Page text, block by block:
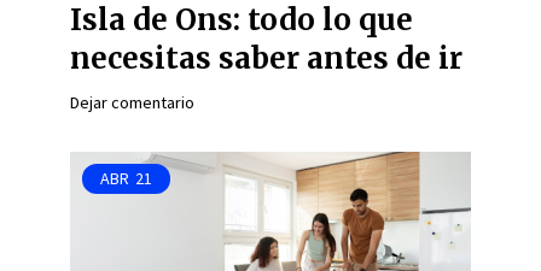
Isla de Ons: todo lo que
necesitas saber antes de ir
Dejar comentario
ABR 21